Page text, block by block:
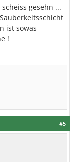
gesehn ...
ist sowas
!
#5